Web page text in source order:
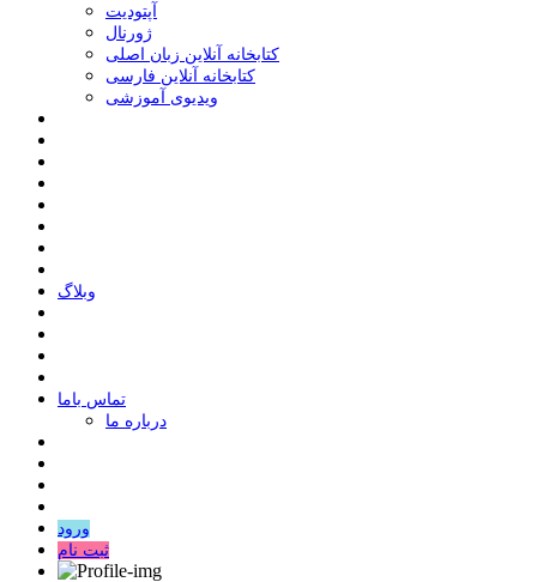
ﺁﭘﺘﻮﺩﯾﺖ
ﮊﻭﺭﻧﺎﻝ
کتابخانه آنلاین زبان اصلی
کتابخانه آنلاین فارسی
ویدیوی آموزشی
وبلاگ
ﺗﻤﺎﺱ ﺑﺎﻣﺎ
درباره ما
ورود
ثبت نام